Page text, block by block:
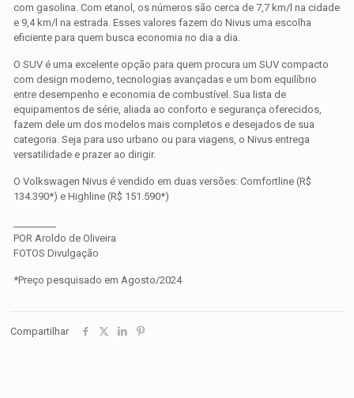
com gasolina. Com etanol, os números são cerca de 7,7 km/l na cidade
e 9,4 km/l na estrada. Esses valores fazem do Nivus uma escolha
eficiente para quem busca economia no dia a dia.
O SUV é uma excelente opção para quem procura um SUV compacto
com design moderno, tecnologias avançadas e um bom equilíbrio
entre desempenho e economia de combustível. Sua lista de
equipamentos de série, aliada ao conforto e segurança oferecidos,
fazem dele um dos modelos mais completos e desejados de sua
categoria. Seja para uso urbano ou para viagens, o Nivus entrega
versatilidade e prazer ao dirigir.
O Volkswagen Nivus é vendido em duas versões: Comfortline (R$
134.390*) e Highline (R$ 151.590*)
POR Aroldo de Oliveira
FOTOS Divulgação
*Preço pesquisado em Agosto/2024
Compartilhar